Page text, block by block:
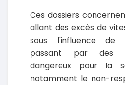
Ces dossiers
allant des excès de
sous l'influence de
passant par des
dangereux pour la
notamment le non-